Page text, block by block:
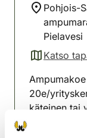
Pohjois-
Pielavesi
Katso
(avautuu
20e/
käteinen tai
Huom!